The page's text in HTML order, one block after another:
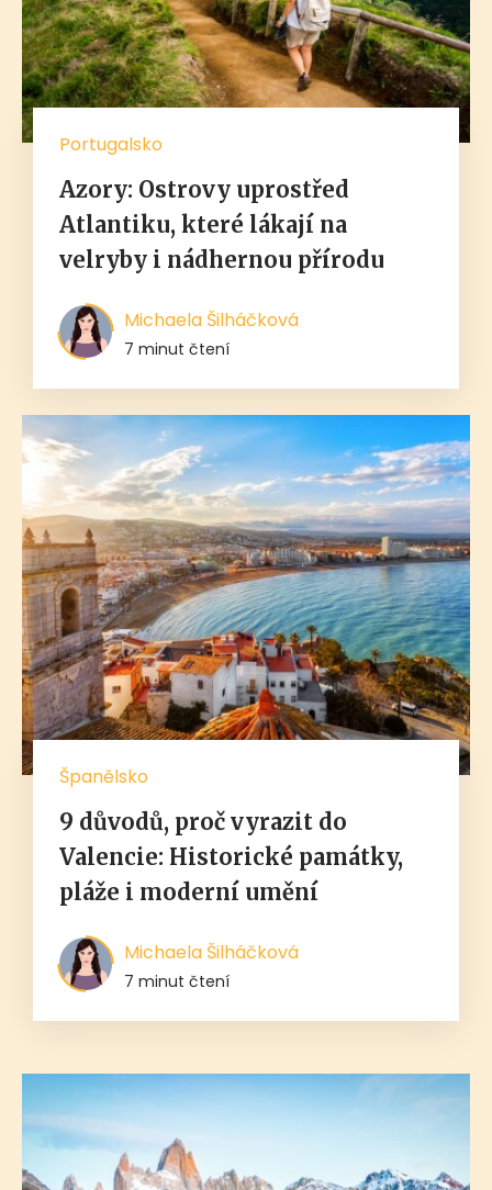
Portugalsko
Azory: Ostrovy uprostřed
Atlantiku, které lákají na
velryby i nádhernou přírodu
Michaela Šilháčková
7 minut čtení
Španělsko
9 důvodů, proč vyrazit do
Valencie: Historické památky,
pláže i moderní umění
Michaela Šilháčková
7 minut čtení